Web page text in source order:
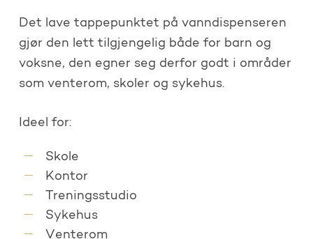
Det lave tappepunktet på vanndispenseren
gjør den lett tilgjengelig både for barn og
voksne, den egner seg derfor godt i områder
som venterom, skoler og sykehus.
Ideel for:
Skole
Kontor
Treningsstudio
Sykehus
Venterom